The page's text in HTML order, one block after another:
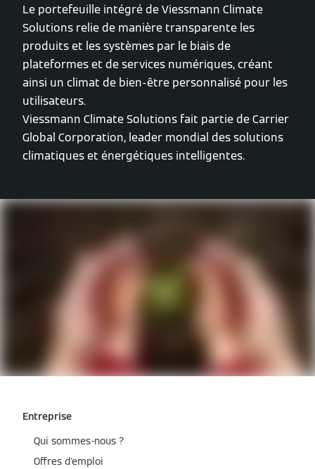
Le portefeuille intégré de Viessmann Climate
Solutions relie de manière transparente les
produits et les systèmes par le biais de
plateformes et de services numériques, créant
ainsi un climat de bien-être personnalisé pour les
utilisateurs.
Viessmann Climate Solutions fait partie de Carrier
Global Corporation, leader mondial des solutions
climatiques et énergétiques intelligentes.
Entreprise
Qui sommes-nous ?
Offres d'emploi